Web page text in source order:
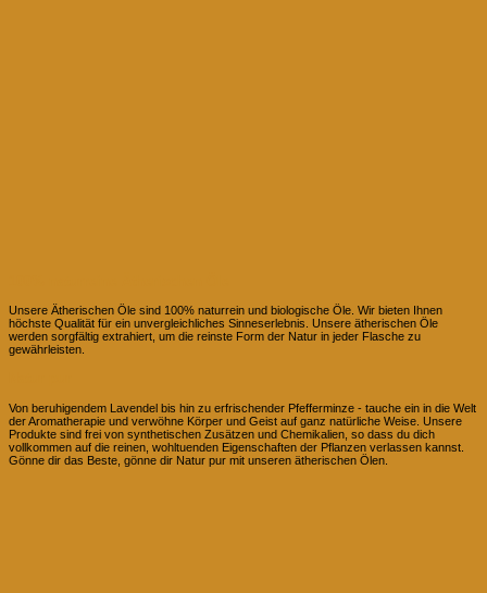
Unsere Ätherischen Öle sind 100% naturrein und biologische Öle. Wir bieten Ihnen
höchste Qualität für ein unvergleichliches Sinneserlebnis. Unsere ätherischen Öle
werden sorgfältig extrahiert, um die reinste Form der Natur in jeder Flasche zu
gewährleisten.
Von beruhigendem Lavendel bis hin zu erfrischender Pfefferminze - tauche ein in die Welt
der Aromatherapie und verwöhne Körper und Geist auf ganz natürliche Weise. Unsere
Produkte sind frei von synthetischen Zusätzen und Chemikalien, so dass du dich
vollkommen auf die reinen, wohltuenden Eigenschaften der Pflanzen verlassen kannst.
Gönne dir das Beste, gönne dir Natur pur mit unseren ätherischen Ölen.